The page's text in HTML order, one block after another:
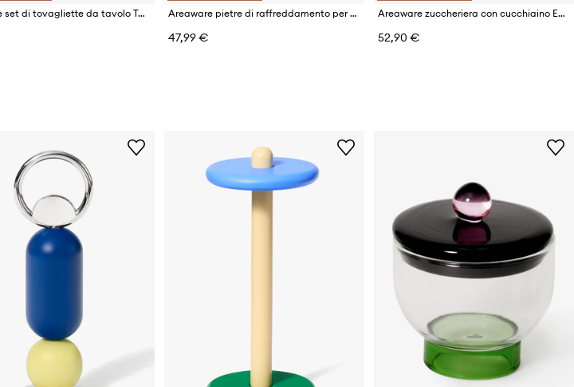
Areaware set di tovagliette da tavolo Table Tiles pacco da 6 Areaware pietre di raffreddamento per bevande
47,99 €
Areaware zuccheriera con cucchiaino Everything Nice 7 x 7 x 7 cm
52,90 €